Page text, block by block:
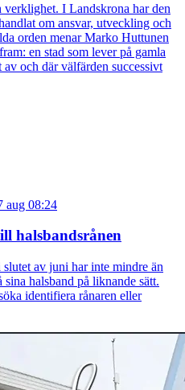
I Landskrona har den
om ansvar, utveckling och
orden menar Marko Huttunen
en stad som lever på gamla
och där välfärden successivt
aug 08:24
halsbandsrånen
av juni har inte mindre än
halsband på liknande sätt.
identifiera rånaren eller